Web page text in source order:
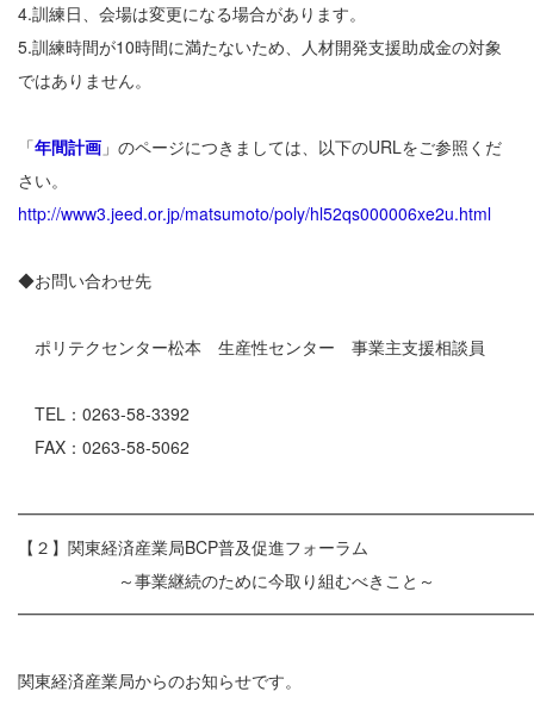
4.訓練日、会場は変更になる場合があります。
5.訓練時間が10時間に満たないため、人材開発支援助成金の対象
ではありません。
「年間計画 」のページにつきましては、以下のURLをご参照くだ
さい。
http://www3.jeed.or.jp/matsumoto/poly/hl52qs000006xe2u.html
◆お問い合わせ先
ポリテクセンター松本 生産性センター 事業主支援相談員
TEL：0263-58-3392
FAX：0263-58-5062
【２】関東経済産業局BCP普及促進フォーラム
～事業継続のために今取り組むべきこと～
関東経済産業局からのお知らせです。